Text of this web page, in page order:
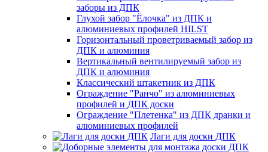
заборы из ДПК
Глухой забор "Ёлочка" из ДПК и
алюминиевых профилей HILST
Горизонтальный проветриваемый забор из
ДПК и алюминия
Вертикальный вентилируемый забор из
ДПК и алюминия
Классический штакетник из ДПК
Ограждение "Ранчо" из алюминиевых
профилей и ДПК доски
Ограждение "Плетенка" из ДПК дранки и
алюминиевых профилей
Лаги для доски ДПК